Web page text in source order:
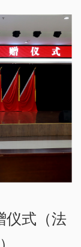
仪式（法